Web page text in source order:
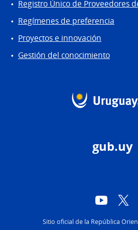
Registro Único de Proveedores
Regímenes de preferencia
Proyectos e innovación
Gestión del conocimiento
gub.uy
YouTube
Sitio oficial de la República